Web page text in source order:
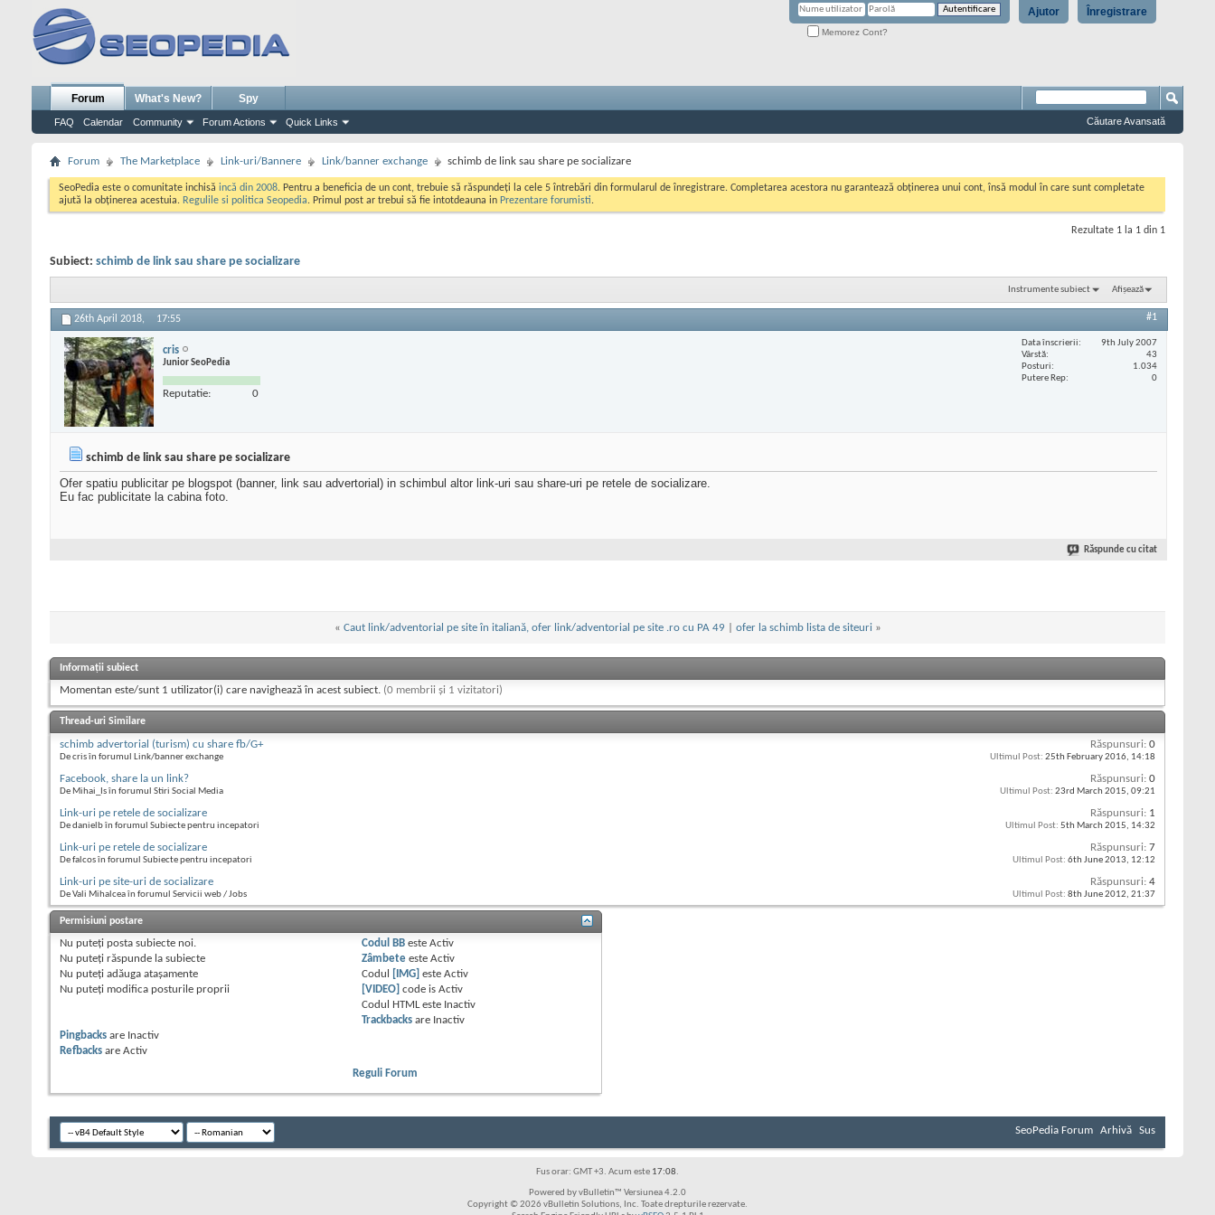
Înregistrare
Ajutor
Memorez Cont?
Forum
FAQ Calendar Community Forum Actions Quick Links
What's New? Spy
Căutare Avansată
Forum The Marketplace Link-uri/Bannere Link/banner exchange schimb de link sau share pe socializare
SeoPedia este o comunitate inchisă incă din 2008. Pentru a beneficia de un cont, trebuie să răspundeți la cele 5 întrebări din formularul de înregistrare. Completarea acestora nu garantează obținerea unui cont, însă modul în care sunt completate
ajută la obținerea acestuia. Regulile si politica Seopedia. Primul post ar trebui să fie intotdeauna in Prezentare forumisti.
Rezultate 1 la 1 din 1
Subiect: schimb de link sau share pe socializare
Instrumente subiect Afișează
26th April 2018, 17:55 #1
cris
Junior SeoPedia
Reputatie: 0
Data înscrierii
9th July 2007
Vârstă
43
Posturi
1.034
Putere Rep
0
schimb de link sau share pe socializare
Ofer spatiu publicitar pe blogspot (banner, link sau advertorial) in schimbul altor link-uri sau share-uri pe retele de socializare.
Eu fac publicitate la cabina foto.
Răspunde cu citat
« Caut link/adventorial pe site în italiană, ofer link/adventorial pe site .ro cu PA 49 ofer la schimb lista de siteuri »
Informații subiect
Momentan este/sunt 1 utilizator(i) care navighează în acest subiect. (0 membrii și 1 vizitatori)
Thread-uri Similare
schimb advertorial (turism) cu share fb/G+
De cris în forumul Link/banner exchange
Răspunsuri: 0
Ultimul Post: 25th February 2016, 14:18
Facebook, share la un link?
De Mihai_Is în forumul Stiri Social Media
Răspunsuri: 0
Ultimul Post: 23rd March 2015, 09:21
Link-uri pe retele de socializare
De danielb în forumul Subiecte pentru incepatori
Răspunsuri: 1
Ultimul Post: 5th March 2015, 14:32
Link-uri pe retele de socializare
De falcos în forumul Subiecte pentru incepatori
Răspunsuri: 7
Ultimul Post: 6th June 2013, 12:12
Link-uri pe site-uri de socializare
De Vali Mihalcea în forumul Servicii web / Jobs
Răspunsuri: 4
Ultimul Post: 8th June 2012, 21:37
Permisiuni postare
Nu puteţi posta subiecte noi.
Nu puteţi răspunde la subiecte
Nu puteţi adăuga ataşamente
Nu puteţi modifica posturile proprii
Codul BB esteActiv
Zâmbete esteActiv
Codul
[IMG] esteActiv
[VIDEO] code isActiv
Codul HTML este Inactiv
Trackbacks are Inactiv
Pingbacks are Inactiv
Refbacks are Activ
Reguli Forum
SeoPedia Forum Arhivă Sus
Fus orar: GMT +3. Acum este 17:08.
Powered by vBulletin™ Versiunea 4.2.0
Copyright © 2026 vBulletin Solutions, Inc. Toate drepturile rezervate.